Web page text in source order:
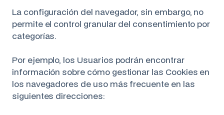
La configuración del navegador, sin embargo, no
permite el control granular del consentimiento por
categorías.
Por ejemplo, los Usuarios podrán encontrar
información sobre cómo gestionar las Cookies en
los navegadores de uso más frecuente en las
siguientes direcciones: